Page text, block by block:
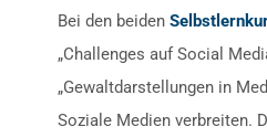
Bei den beiden
„Challenges auf Social
„Gewaltdarstellungen in
Soziale Medien verbreiten.